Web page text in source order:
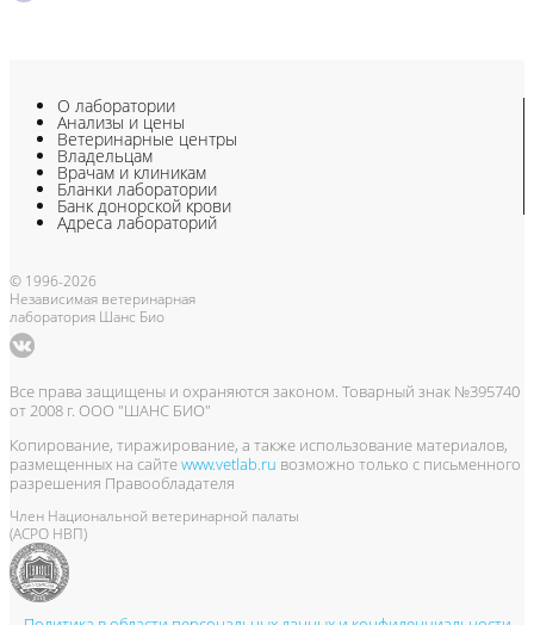
О лаборатории
Анализы и цены
Ветеринарные центры
Владельцам
Врачам и клиникам
Бланки лаборатории
Банк донорской крови
Адреса лабораторий
© 1996-2026
Независимая ветеринарная
лаборатория Шанс Био
Все права защищены и охраняются законом. Товарный знак №395740
от 2008 г. ООО "ШАНС БИО"
Копирование, тиражирование, а также использование материалов,
размещенных на сайтеwww.vetlab.ru возможно только с письменного
разрешения Правообладателя
Член Национальной ветеринарной палаты
(АСРО НВП)